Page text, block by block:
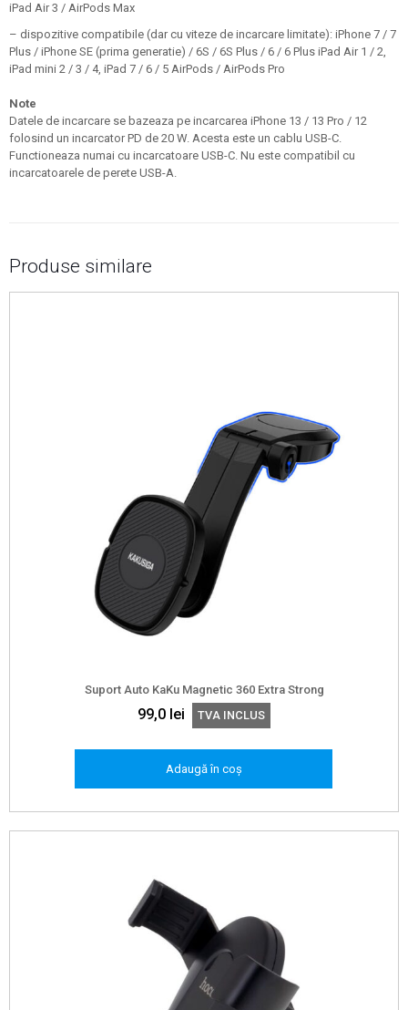
iPad Air 3 / AirPods Max
– dispozitive compatibile (dar cu viteze de incarcare limitate): iPhone 7 / 7
Plus / iPhone SE (prima generatie) / 6S / 6S Plus / 6 / 6 Plus iPad Air 1 / 2,
iPad mini 2 / 3 / 4, iPad 7 / 6 / 5 AirPods / AirPods Pro
Note
Datele de incarcare se bazeaza pe incarcarea iPhone 13 / 13 Pro / 12
folosind un incarcator PD de 20 W. Acesta este un cablu USB-C.
Functioneaza numai cu incarcatoare USB-C. Nu este compatibil cu
incarcatoarele de perete USB-A.
Produse similare
Suport Auto KaKu Magnetic 360 Extra Strong
99,0 lei TVA INCLUS
Adaugă în coș